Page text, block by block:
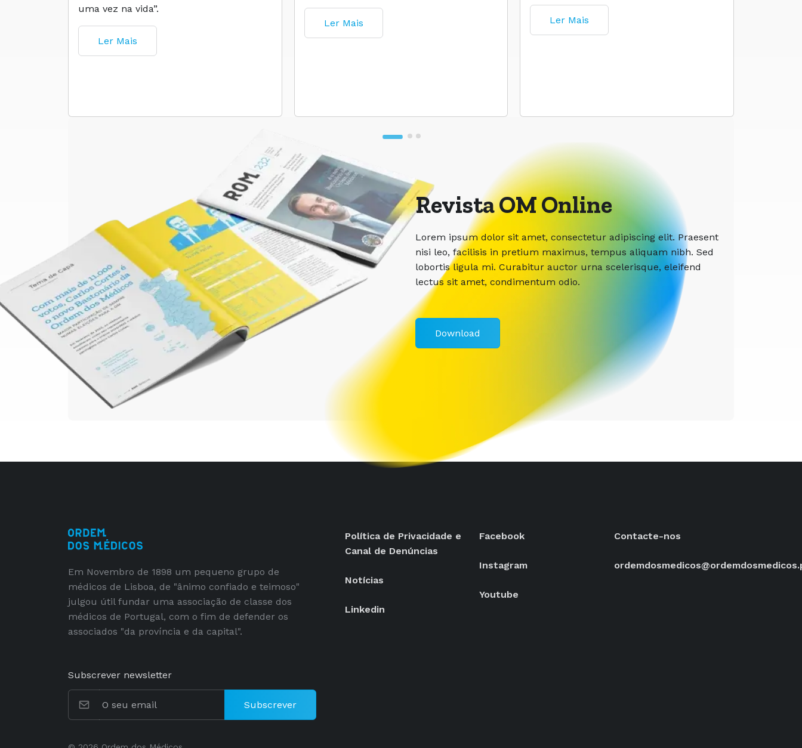
uma vez na vida”.
Ler Mais
Ler Mais Ler Mais
Revista OM Online
Lorem ipsum dolor sit amet, consectetur adipiscing elit. Praesent
nisi leo, facilisis in pretium maximus, tempus aliquam nibh. Sed
lobortis ligula mi. Curabitur auctor urna scelerisque, eleifend
lectus sit amet, condimentum odio.
Download
Em Novembro de 1898 um pequeno grupo de
médicos de Lisboa, de "ânimo confiado e teimoso"
julgou útil fundar uma associação de classe dos
médicos de Portugal, com o fim de defender os
associados "da província e da capital".
Subscrever newsletter
Subscrever
Política de Privacidade e
Canal de Denúncias
Notícias
Linkedin
Facebook
Instagram
Youtube
Contacte-nos